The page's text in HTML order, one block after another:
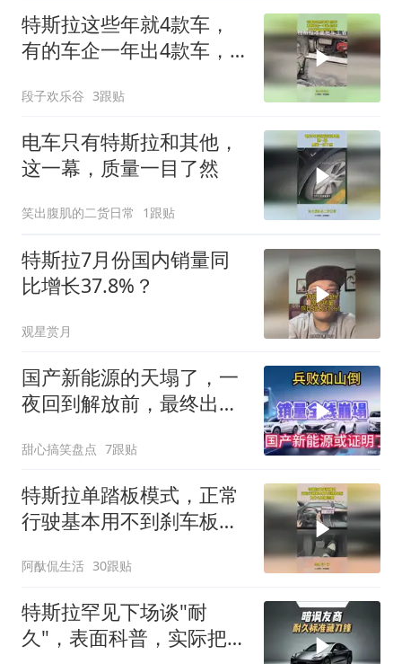
特斯拉这些年就4款车，
有的车企一年出4款车，
段子欢乐谷 3跟贴
电车只有特斯拉和其他，
这一幕，质量一目了然
笑出腹肌的二货日常 1跟贴
特斯拉7月份国内销量同
比增长37.8%？
观星赏月
国产新能源的天塌了，一
夜回到解放前，最终出路
甜心搞笑盘点 7跟贴
特斯拉单踏板模式，正常
行驶基本用不到刹车板，
阿酞侃生活 30跟贴
特斯拉罕见下场谈"耐
久"，表面科普，实际把新